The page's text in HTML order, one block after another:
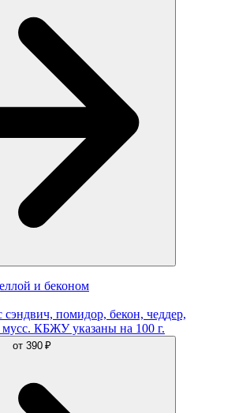
и беконом
сэндвич, помидор, бекон, чеддер,
КБЖУ указаны на 100 г.
от 390 ₽